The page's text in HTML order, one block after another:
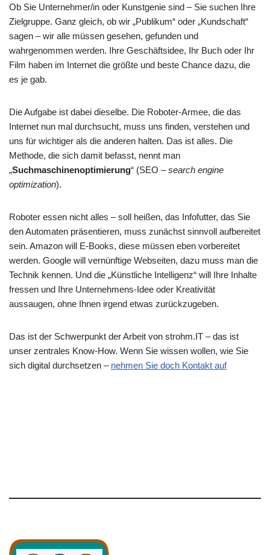
Ob Sie Unternehmer/in oder Kunstgenie sind – Sie suchen Ihre
Zielgruppe. Ganz gleich, ob wir „Publikum“ oder „Kundschaft“
sagen – wir alle müssen gesehen, gefunden und
wahrgenommen werden. Ihre Geschäftsidee, Ihr Buch oder Ihr
Film haben im Internet die größte und beste Chance dazu, die
es je gab.
Die Aufgabe ist dabei dieselbe. Die Roboter-Armee, die das
Internet nun mal durchsucht, muss uns finden, verstehen und
uns für wichtiger als die anderen halten. Das ist alles. Die
Methode, die sich damit befasst, nennt man
„Suchmaschinenoptimierung“ (SEO –search engine
optimization).
Roboter essen nicht alles – soll heißen, das Infofutter, das Sie
den Automaten präsentieren, muss zunächst sinnvoll aufbereitet
sein. Amazon will E-Books, diese müssen eben vorbereitet
werden. Google will vernünftige Webseiten, dazu muss man die
Technik kennen. Und die „Künstliche Intelligenz“ will Ihre Inhalte
fressen und Ihre Unternehmens-Idee oder Kreativität
aussaugen, ohne Ihnen irgend etwas zurückzugeben.
Das ist der Schwerpunkt der Arbeit von strohm.IT – das ist
unser zentrales Know-How. Wenn Sie wissen wollen, wie Sie
sich digital durchsetzen – nehmen Sie doch Kontakt auf